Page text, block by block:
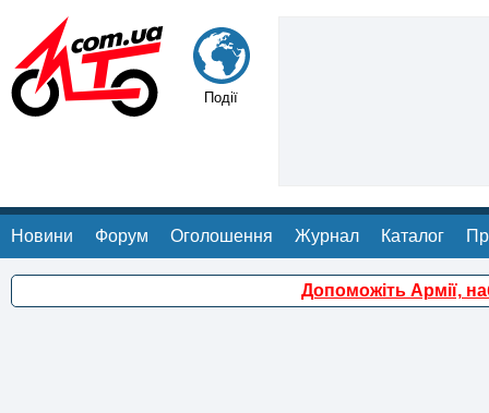
Події
Новини Форум Оголошення Журнал Каталог
Допоможіть Армії,